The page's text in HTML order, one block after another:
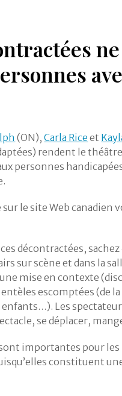
(ON),Carla Rice et
rendent le théâtre
personnes
le site Web canadien
décontractées, sachez
sur scène et dans la
mise en contexte
escomptées (de la
Les
se déplacer,
importantes pour les
constituent